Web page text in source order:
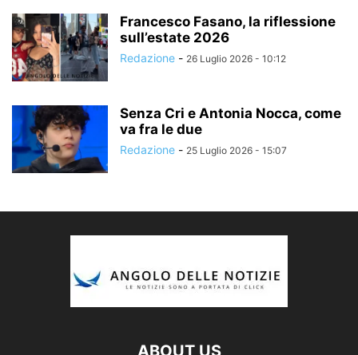
Francesco Fasano, la riflessione
sull’estate 2026
Redazione - 26 Luglio 2026 - 10:12
Senza Cri e Antonia Nocca, come
va fra le due
Redazione - 25 Luglio 2026 - 15:07